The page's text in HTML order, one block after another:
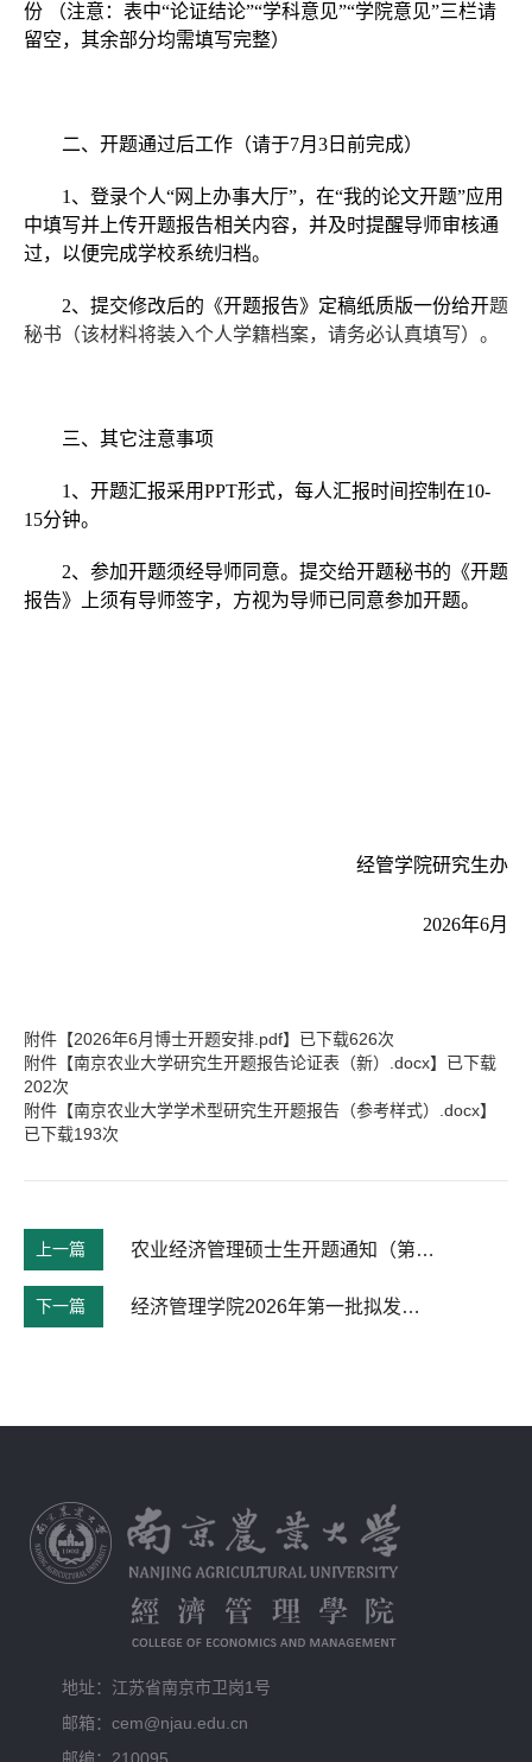
份
（注意：表中“论证结论”“学科意见”“学院意见”三栏请
留空，其余部分均需填写完整）
二、开题通过后工作（请于7月 3 日前完成）
1 、登录个人“网上办事大厅”，在“我的论文开题”应用
中填写并上传开题报告相关内容，并及时提醒导师审核通
过，以便完成学校系统归档。
2、提交修改后的《开题报告》定稿纸质版一份给开题
秘书（该材料将装入个人学籍档案，请务必认真填写）。
三、其它注意事项
1 、开题汇报采用PPT形式，每人汇报时间控制在10-
15分钟。
2、参加开题须经导师同意。提交给开题秘书的《开题
报告》上须有导师签字，方视为导师已同意参加开题。
经管学院研究生办
2026年6月
附件【2026年6月博士开题安排.pdf】已下载626次
附件【南京农业大学研究生开题报告论证表（新）.docx】已下载
202次
附件【南京农业大学学术型研究生开题报告（参考样式）.docx】
已下载193次
上一篇 农业经济管理硕士生开题通知（第三次）
下一篇 经济管理学院2026年第一批拟发展党员对象名单公示
地址：江苏省南京市卫岗1号
邮箱：cem@njau.edu.cn